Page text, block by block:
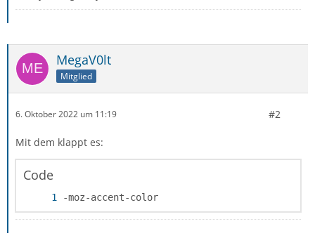
MegaV0lt
Mitglied
6. Oktober 2022 um 11:19 #2
Mit dem klappt es:
Code
-moz-accent-color